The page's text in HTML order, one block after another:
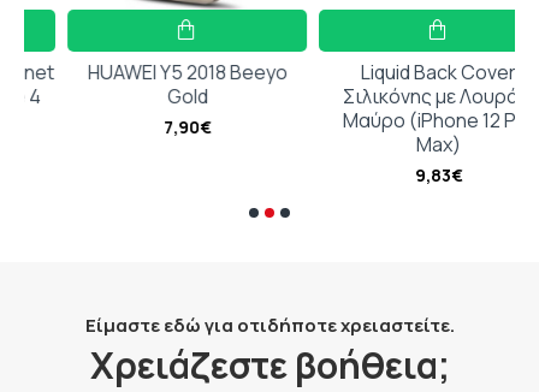
HUAWEI Y5 2018 Beeyo
7,90€
Liquid Back Cover
Σιλικόνης με Λουράκι
Μαύρο (iPhone 12 Pro
Max)
9,83€
Είμαστε εδώ για οτιδήποτε χρειαστείτε.
Χρειάζεστε βοήθεια;